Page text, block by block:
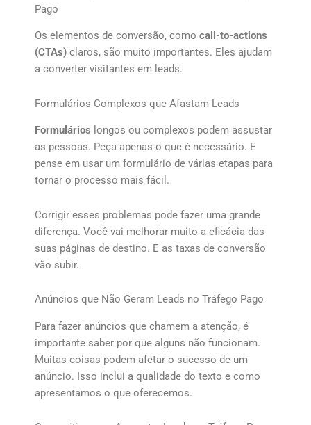
Pago
Os elementos de conversão, como call-to-actions
(CTAs) claros, são muito importantes. Eles ajudam
a converter visitantes em leads.
Formulários Complexos que Afastam Leads
Formulários longos ou complexos podem assustar
as pessoas. Peça apenas o que é necessário. E
pense em usar um formulário de várias etapas para
tornar o processo mais fácil.
Corrigir esses problemas pode fazer uma grande
diferença. Você vai melhorar muito a eficácia das
suas páginas de destino. E as taxas de conversão
vão subir.
Anúncios que Não Geram Leads no Tráfego Pago
Para fazer anúncios que chamem a atenção, é
importante saber por que alguns não funcionam.
Muitas coisas podem afetar o sucesso de um
anúncio. Isso inclui a qualidade do texto e como
apresentamos o que oferecemos.